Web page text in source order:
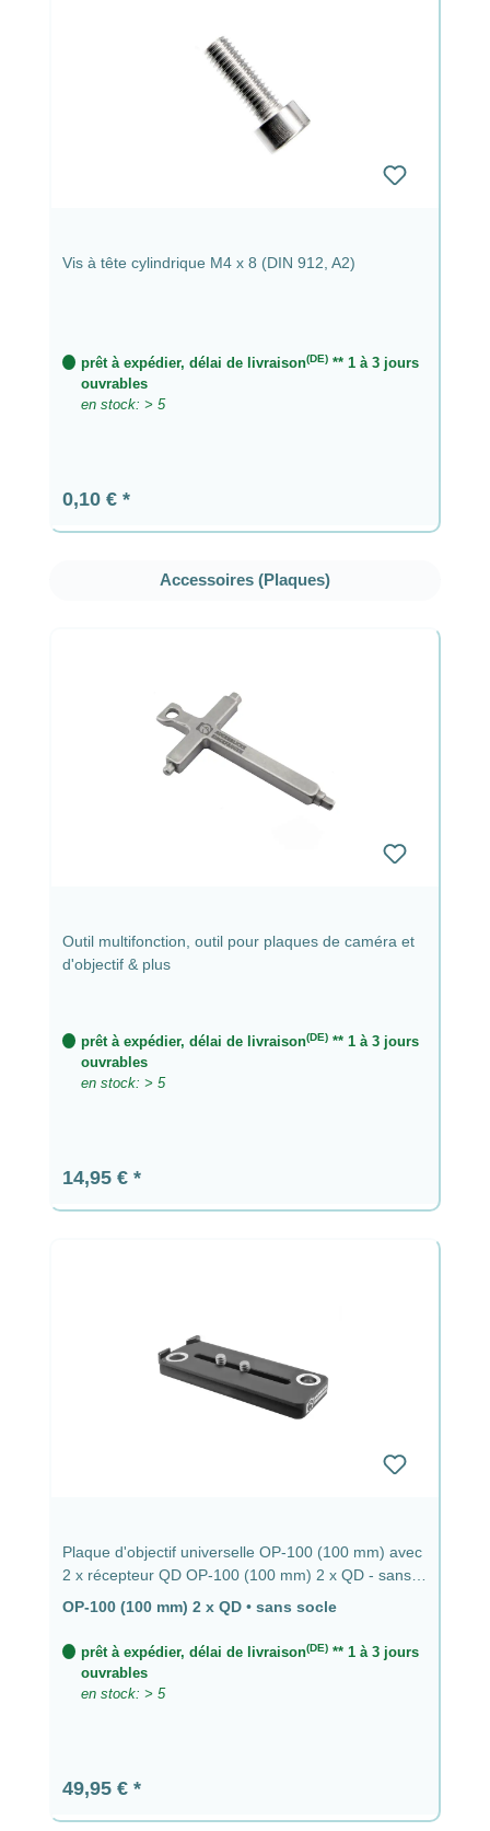
Vis à tête cylindrique M4 x 8 (DIN 912, A2)
prêt à expédier, délai de livraison(DE)** 1 à 3 jours
ouvrables
en stock: > 5
Prix régulier :
0,10 €
Ignorer la galerie de produits
Accessoires (Plaques)
Outil multifonction, outil pour plaques de caméra et
d'objectif & plus
prêt à expédier, délai de livraison(DE)** 1 à 3 jours
ouvrables
en stock: > 5
Prix régulier :
14,95 €
Plaque d'objectif universelle OP-100 (100 mm) avec
2 x récepteur QD OP-100 (100 mm) 2 x QD - sans
base
OP-100 (100 mm) 2 x QD • sans socle
prêt à expédier, délai de livraison(DE)** 1 à 3 jours
ouvrables
en stock: > 5
Prix régulier :
49,95 €